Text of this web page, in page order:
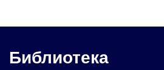
Библиотека